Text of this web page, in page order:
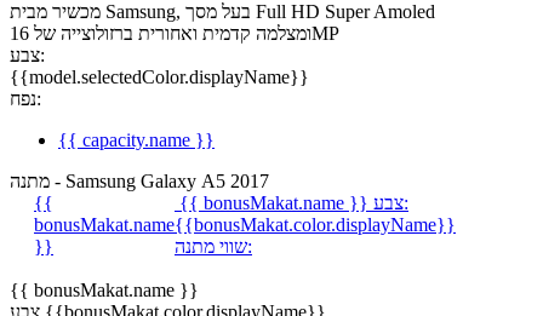
מכשיר מבית Samsung, בעל מסך Full HD Super Amoled
ומצלמה קדמית ואחורית ברזולוצייה של 16MP
צבע:
{{model.selectedColor.displayName}}
נפח:
{{ capacity.name }}
מתנה - Samsung Galaxy A5 2017
{{
bonusMakat.name
}}
{{ bonusMakat.name }}
צבע:
{{bonusMakat.color.displayName}}
שווי מתנה:
{{ bonusMakat.name }}